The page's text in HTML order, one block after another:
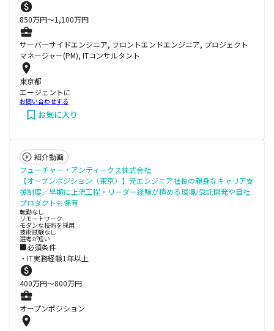
850万円〜1,100万円
サーバーサイドエンジニア, フロントエンドエンジニア, プロジェクト
マネージャー(PM), ITコンサルタント
東京都
エージェントに
お問い合わせする
お気に入り
紹介動画
フューチャー・アンティークス株式会社
【オープンポジション（東京）】元エンジニア社長の親身なキャリア支
援制度／早期に上流工程・リーダー経験が積める環境/受託開発や自社
プロダクトも保有
転勤なし
リモートワーク
モダンな技術を採用
技術試験なし
選考が短い
■必須条件
・IT実務経験1年以上
400万円〜800万円
オープンポジション